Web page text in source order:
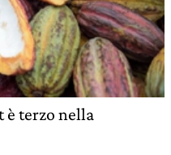
è terzo nella